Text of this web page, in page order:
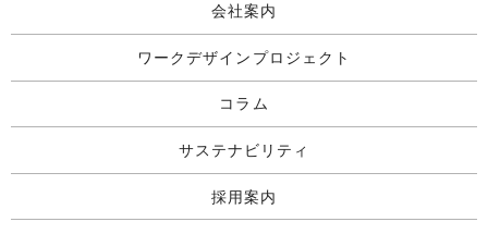
会社案内
ワークデザインプロジェクト
コラム
サステナビリティ
採用案内